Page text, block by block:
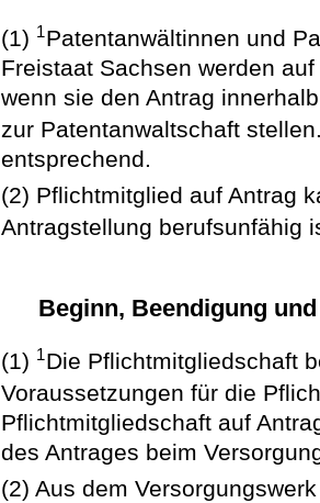
(1) 1Patentanwältinnen und
Freistaat Sachsen werden
wenn sie den Antrag
zur Patentanwaltschaft
entsprechend.
(2) Pflichtmitglied auf Antrag
Antragstellung berufsunfähig
Beginn, Beendigung
(1) 1Die Pflichtmitgliedschaft
Voraussetzungen für die
Pflichtmitgliedschaft auf
des Antrages beim
(2) Aus dem